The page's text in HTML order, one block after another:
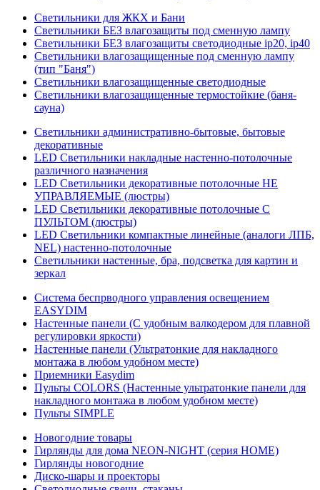
Светильники для ЖКХ и Бани
Светильники БЕЗ влагозащиты под сменную лампу
Светильники БЕЗ влагозащиты светодиодные ip20, ip40
Светильники влагозащищенные под сменную лампу
(тип "Баня")
Светильники влагозащищенные светодиодные
Светильники влагозащищенные термостойкие (баня-
сауна)
Светильники административно-бытовые, бытовые
декоративные
LED Cветильники накладные настенно-потолочные
различного назначения
LED Светильники декоративные потолочные НЕ
УПРАВЛЯЕМЫЕ (люстры)
LED Светильники декоративные потолочные С
ПУЛЬТОМ (люстры)
LED Светильники компактные линейные (аналоги ЛПБ,
NEL) настенно-потолочные
Светильники настенные, бра, подсветка для картин и
зеркал
Система беспрводного управления освещением
EASYDIM
Настенные панели (С удобным валкодером для плавной
регулировки яркости)
Настенные панели (Ультратонкие для накладного
монтажа в любом удобном месте)
Приемники Easydim
Пульты COLORS (Настенные ультратонкие панели для
накладного монтажа в любом удобном месте)
Пульты SIMPLE
Новогодние товары
Гирлянды для дома NEON-NIGHT (серия HOME)
Гирлянды новогодние
Диско-шары и проекторы